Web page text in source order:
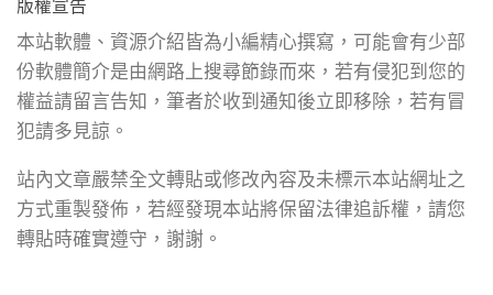
版權宣告
本站軟體、資源介紹皆為小編精心撰寫，可能會有少部
份軟體簡介是由網路上搜尋節錄而來，若有侵犯到您的
權益請留言告知，筆者於收到通知後立即移除，若有冒
犯請多見諒。
站內文章嚴禁全文轉貼或修改內容及未標示本站網址之
方式重製發佈，若經發現本站將保留法律追訴權，請您
轉貼時確實遵守，謝謝。